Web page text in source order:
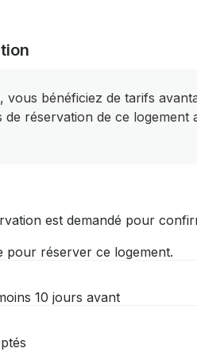
vous bénéficiez de tarifs
réservation de ce
est demandé pour
pour réserver ce logement.
10 jours avant